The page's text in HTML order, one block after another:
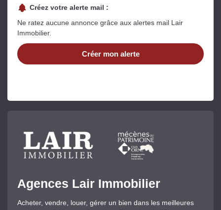
Créez votre alerte mail :
Ne ratez aucune annonce grâce aux alertes mail Lair
Immobilier.
Créer mon alerte
Agences Lair Immobilier
Acheter, vendre, louer, gérer un bien dans les meilleures